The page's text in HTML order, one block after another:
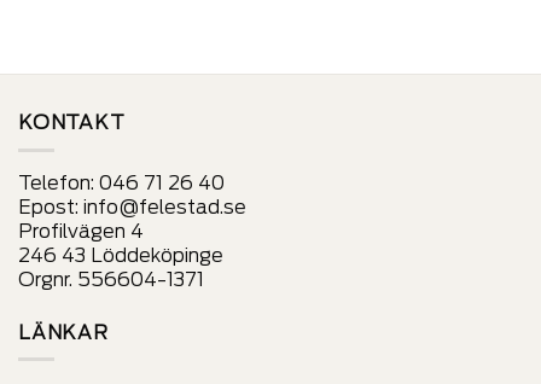
KONTAKT
Telefon: 046 71 26 40
Epost: info@felestad.se
Profilvägen 4
246 43 Löddeköpinge
Orgnr. 556604-1371
LÄNKAR